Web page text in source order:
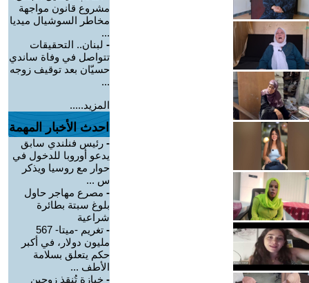
مشروع قانون مواجهة
مخاطر السوشيال ميديا
...
- لبنان.. التحقيقات
تتواصل في وفاة ساندي
حسيّان بعد توقيف زوجه
...
المزيد.....
احدث الأخبار المهمة
- رئيس فنلندي سابق
يدعو أوروبا للدخول في
حوار مع روسيا ويذكر
س ...
- مصرع مهاجر حاول
بلوغ سبتة بطائرة
شراعية
-
تغريم -ميتا- 567
مليون دولار، في أكبر
حكم يتعلق بسلامة
الأطف ...
- خبازة تُنقذ زوجين